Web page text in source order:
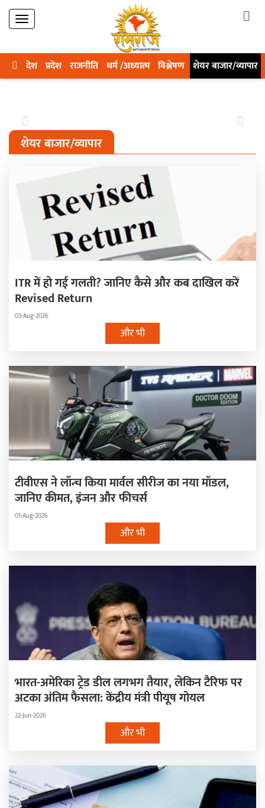
देश प्रदेश राजनीति धर्म /अध्यात्म विश्लेषण शेयर बाजार/व्यापार
Previous Next
शेयर बाजार/व्यापार
ITR में हो गई गलती? जानिए कैसे और कब दाखिल करें
Revised Return
03-Aug-2026
और भी
टीवीएस ने लॉन्च किया मार्वल सीरीज का नया मॉडल,
जानिए कीमत, इंजन और फीचर्स
01-Aug-2026
और भी
भारत-अमेरिका ट्रेड डील लगभग तैयार, लेकिन टैरिफ पर
अटका अंतिम फैसला: केंद्रीय मंत्री पीयूष गोयल
22-Jun-2026
और भी